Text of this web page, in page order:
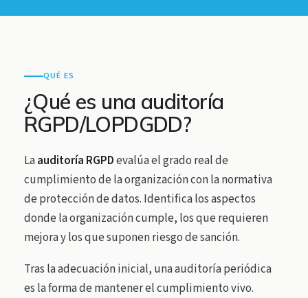
QUÉ ES
¿Qué es una auditoría
RGPD/LOPDGDD?
Laauditoría RGPDevalúa el grado real de
cumplimiento de la organización con la normativa
de protección de datos. Identifica los aspectos
donde la organización cumple, los que requieren
mejora y los que suponen riesgo de sanción.
Tras la adecuación inicial, una auditoría periódica
es la forma de mantener el cumplimiento vivo.